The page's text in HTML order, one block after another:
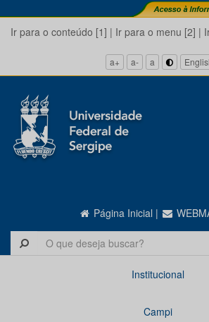
Ir para o conteúdo [1] | Ir para o menu [2] |
a+ a- a
Página Inicial |
Institucional
Campi